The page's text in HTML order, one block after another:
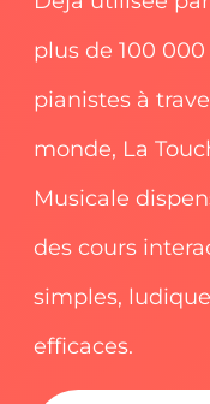
plus de 100 000
pianistes à
monde, La
Musicale
des cours
simples,
efficaces.